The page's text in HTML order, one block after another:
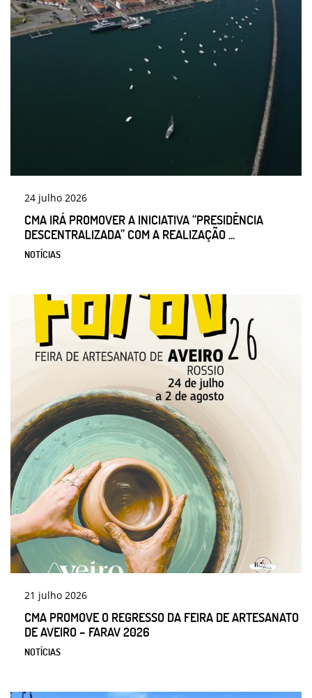
24 julho 2026
CMA IRÁ PROMOVER A INICIATIVA “PRESIDÊNCIA
DESCENTRALIZADA” COM A REALIZAÇÃO ...
NOTÍCIAS
21 julho 2026
CMA PROMOVE O REGRESSO DA FEIRA DE ARTESANATO
DE AVEIRO – FARAV 2026
NOTÍCIAS